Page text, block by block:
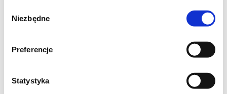
zgody
Niezbędne
Preferencje
Statystyka